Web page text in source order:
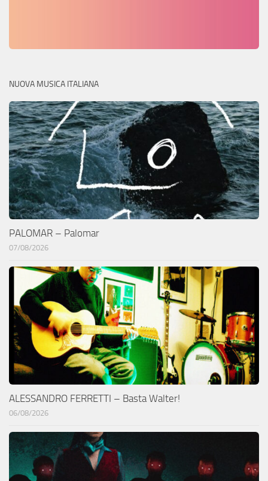
NUOVA MUSICA ITALIANA
PALOMAR – Palomar
07/08/2026
ALESSANDRO FERRETTI – Basta Walter!
06/08/2026